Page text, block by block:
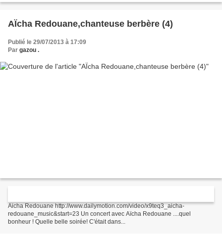
AÏcha Redouane,chanteuse berbère (4)
Publié le 29/07/2013 à 17:09
Par gazou .
Aicha Redouanehttp://www.dailymotion.com/video/x9teq3_aicha-
redouane_music&start=23 Un concert avec Aïcha Redouane ....quel
bonheur ! Quelle belle soirée! C'était dans...